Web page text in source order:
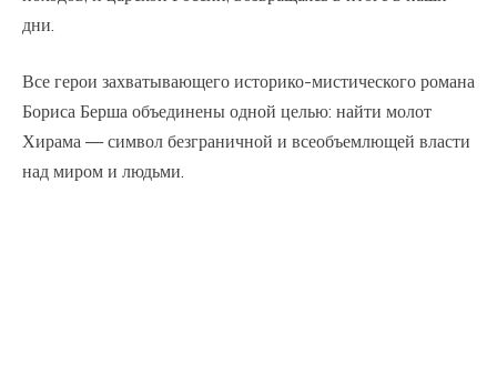
дни.
Все герои захватывающего историко-мистического романа
Бориса Берша объединены одной целью: найти молот
Хирама — символ безграничной и всеобъемлющей власти
над миром и людьми.